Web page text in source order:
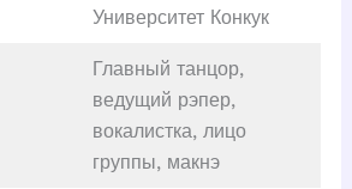
Университет Конкук
Главный танцор,
ведущий рэпер,
вокалистка, лицо
группы, макнэ